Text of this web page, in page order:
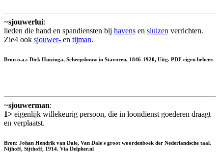
~sjouwerlui:
lieden die hand en spandiensten bij havens en sluizen verrichten.
Zie4 ook sjouwer- en tijman.
Bron o.a.: Dirk Huizinga, Scheepsbouw in Stavoren, 1846-1920, Uitg. PDF eigen beheer.
~sjouwerman:
1> eigenlijk willekeurig persoon, die in loondienst goederen draagt
en verplaatst.
Bron: Johan Hendrik van Dale, Van Dale's groot woordenboek der Nederlandsche taal.
Nijhoff, Sijthoff, 1914. Via Delpher.nl